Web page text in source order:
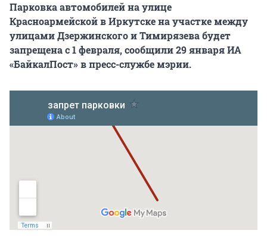
Парковка автомобилей на улице
Красноармейской в Иркутске на участке между
улицами Дзержинского и Тимирязева будет
запрещена с 1 февраля, сообщили 29 января ИА
«БайкалПост» в пресс-службе мэрии.